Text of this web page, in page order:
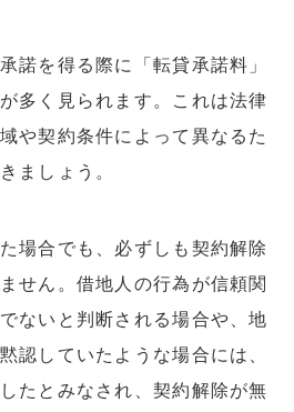
諾を得る際に「転貸承諾料」
多く見られます。これは法律
や契約条件によって異なるた
ましょう。
場合でも、必ずしも契約解除
せん。借地人の行為が信頼関
ないと判断される場合や、地
認していたような場合には、
たとみなされ、契約解除が無